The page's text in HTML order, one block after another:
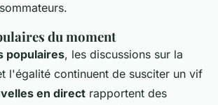
du moment
populaires, les discussions sur la
l'égalité continuent de susciter un vif
en direct rapportent des